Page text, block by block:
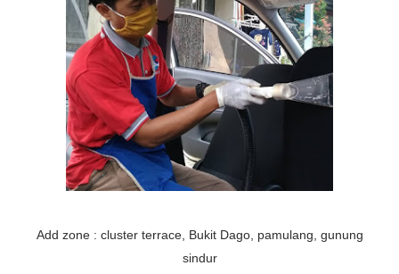
Add zone : cluster terrace, Bukit Dago, pamulang, gunung
sindur